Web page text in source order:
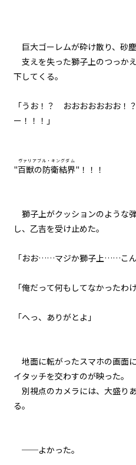
巨大ゴーレムが砕け散り、砂
支えを失った獅子上のつっか
下してくる。
「うお！？ おおおおおおお！
ー！！！」
"百獣の防衛結界
ヴァリアブル・キングダム
"！！！
獅子上がクッションのような
し、乙吉を受け止めた。
「おお……マジか獅子上……こん
「俺だって何もしてなかったわ
「へっ、ありがとよ」
地面に転がったスマホの画面
イタッチを交わすのが映った。
別視点のカメラには、大盛り
る。
──よかった。